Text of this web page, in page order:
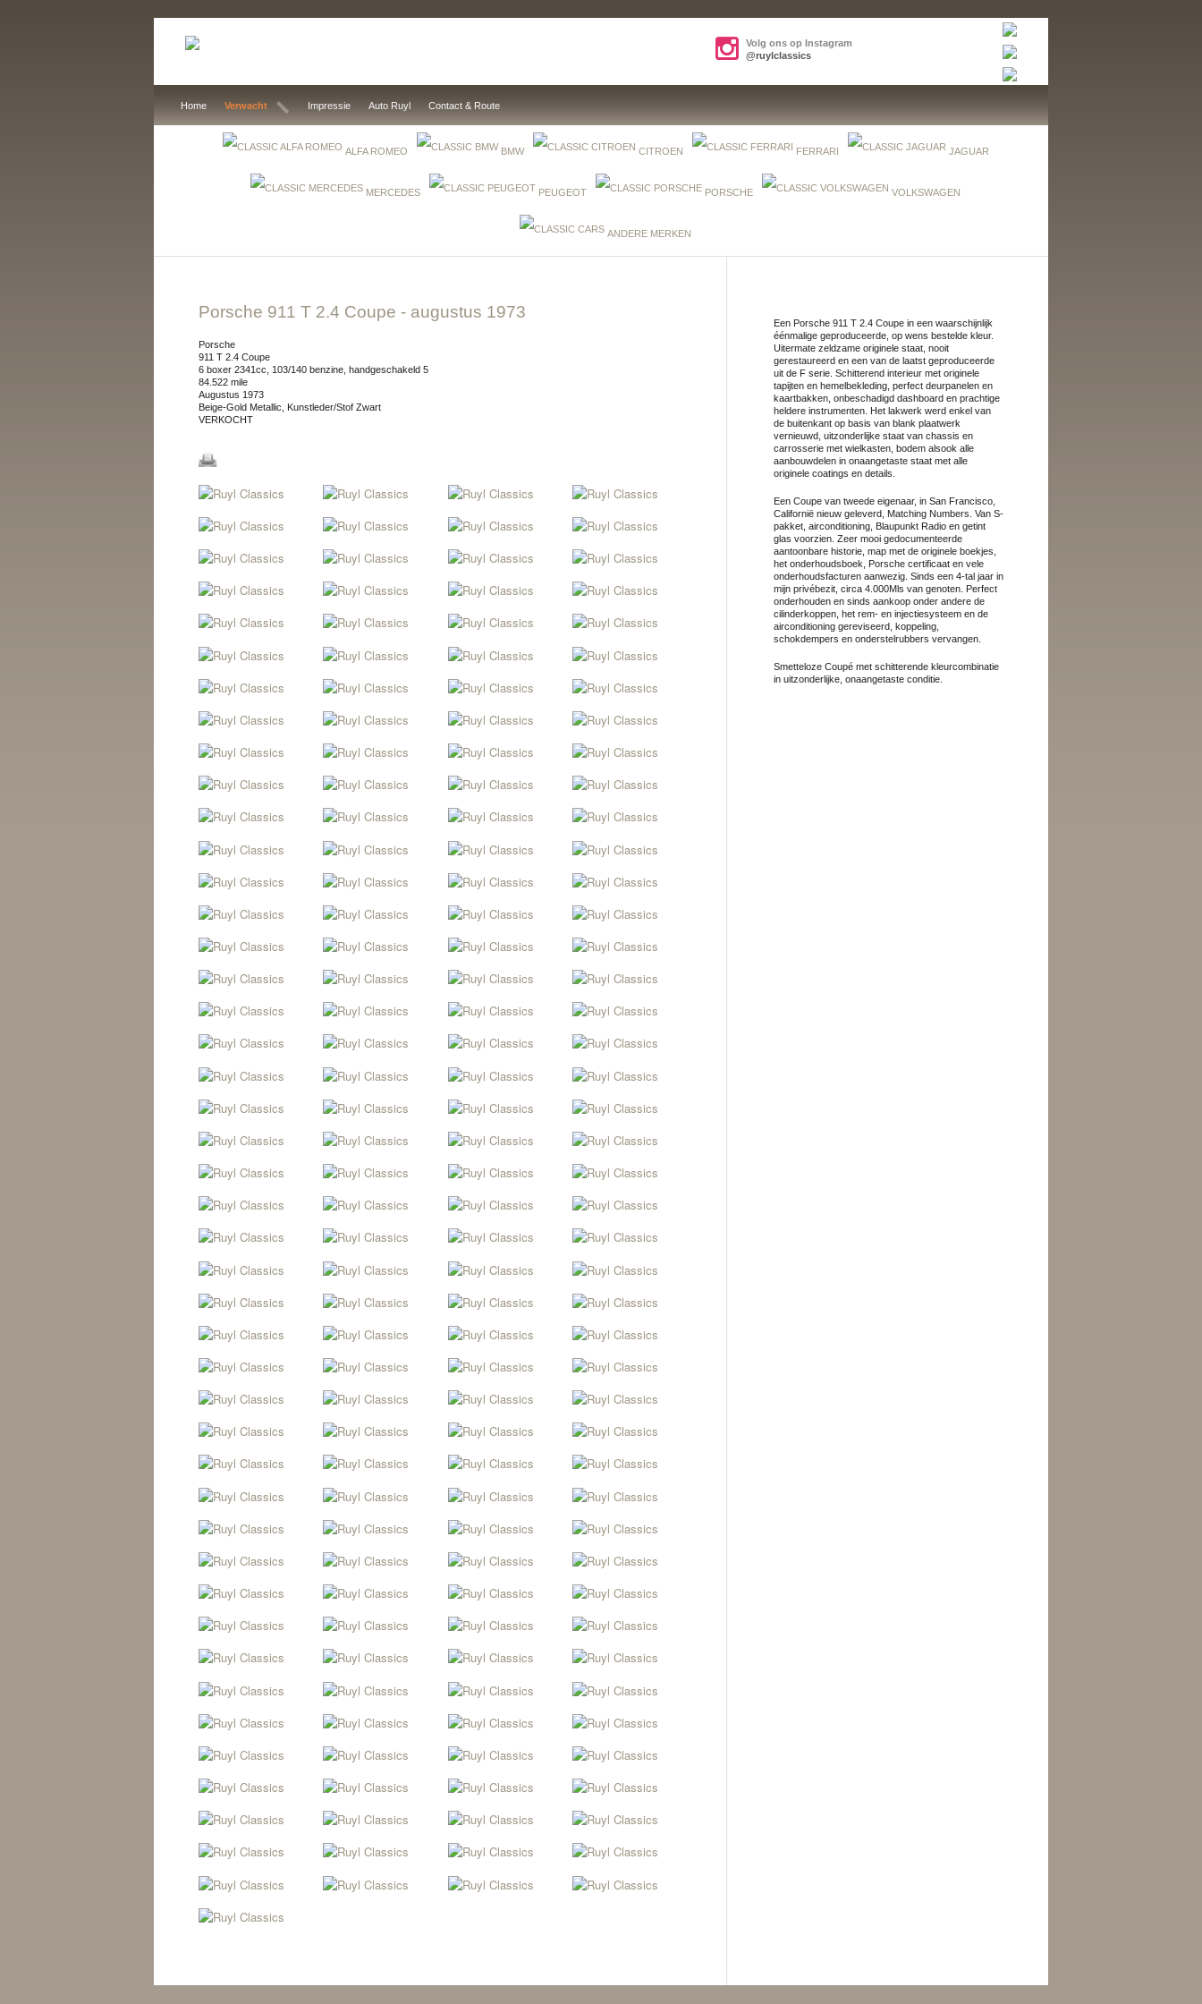
Volg ons op Instagram
@ruylclassics
Home Verwacht Impressie Auto Ruyl Contact & Route
ALFA ROMEO BMW CITROEN FERRARI JAGUAR
MERCEDES PEUGEOT PORSCHE VOLKSWAGEN
ANDERE MERKEN
Porsche 911 T 2.4 Coupe - augustus 1973
Porsche
911 T 2.4 Coupe
6 boxer 2341cc, 103/140 benzine, handgeschakeld 5
84.522 mile
augustus 1973
Beige-Gold Metallic, Kunstleder/Stof Zwart
VERKOCHT
Een Porsche 911 T 2.4 Coupe in een waarschijnlijk
éénmalige geproduceerde, op wens bestelde kleur.
Uitermate zeldzame originele staat, nooit
gerestaureerd en een van de laatst geproduceerde
uit de F serie. Schitterend interieur met originele
tapijten en hemelbekleding, perfect deurpanelen en
kaartbakken, onbeschadigd dashboard en prachtige
heldere instrumenten. Het lakwerk werd enkel van
de buitenkant op basis van blank plaatwerk
vernieuwd, uitzonderlijke staat van chassis en
carrosserie met wielkasten, bodem alsook alle
aanbouwdelen in onaangetaste staat met alle
originele coatings en details.
Een Coupe van tweede eigenaar, in San Francisco,
Californië nieuw geleverd, Matching Numbers. Van S-
pakket, airconditioning, Blaupunkt Radio en getint
glas voorzien. Zeer mooi gedocumenteerde
aantoonbare historie, map met de originele boekjes,
het onderhoudsboek, Porsche certificaat en vele
onderhoudsfacturen aanwezig. Sinds een 4-tal jaar in
mijn privébezit, circa 4.000Mls van genoten. Perfect
onderhouden en sinds aankoop onder andere de
cilinderkoppen, het rem- en injectiesysteem en de
airconditioning gereviseerd, koppeling,
schokdempers en onderstelrubbers vervangen.
Smetteloze Coupé met schitterende kleurcombinatie
in uitzonderlijke, onaangetaste conditie.